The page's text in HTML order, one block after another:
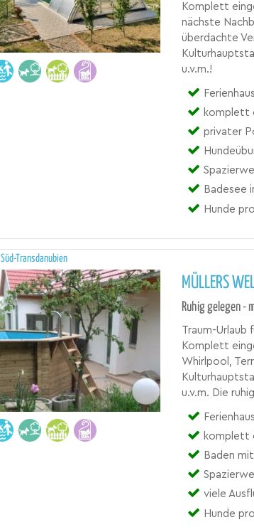
Komplett
nächste
überdachte
u.v.m.!
komplett
privater
Badesee
Hunde
Süd-Transdanubien
MÜLLERS
Ruhig gelegen -
Traum-Urlaub
Komplett
Whirlpool,
u.v.m. Die
komplett
Baden
viele
Hunde